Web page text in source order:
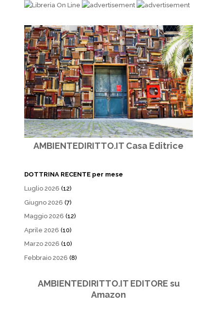
AMBIENTEDIRITTO.IT Casa Editrice
DOTTRINA RECENTE per mese
Luglio 2026 (12)
Giugno 2026 (7)
Maggio 2026 (12)
Aprile 2026 (10)
Marzo 2026 (10)
Febbraio 2026 (8)
AMBIENTEDIRITTO.IT EDITORE su
Amazon